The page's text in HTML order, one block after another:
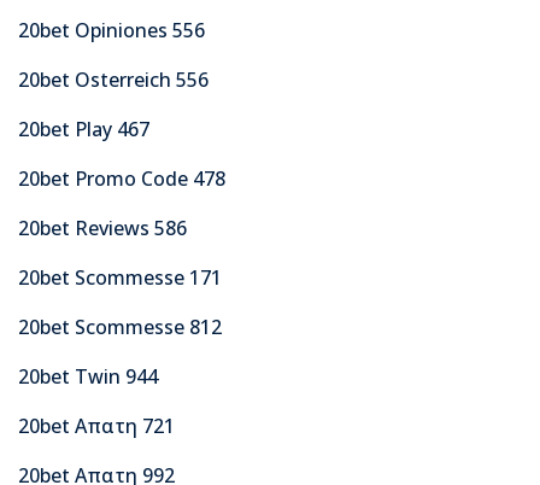
20bet Opiniones 556
20bet Osterreich 556
20bet Play 467
20bet Promo Code 478
20bet Reviews 586
20bet Scommesse 171
20bet Scommesse 812
20bet Twin 944
20bet Απατη 721
20bet Απατη 992